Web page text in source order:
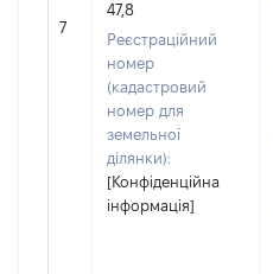
7
47,8
Реєстраційний
номер
(кадастровий
номер для
земельної
ділянки):
[Конфіденційна
інформація]